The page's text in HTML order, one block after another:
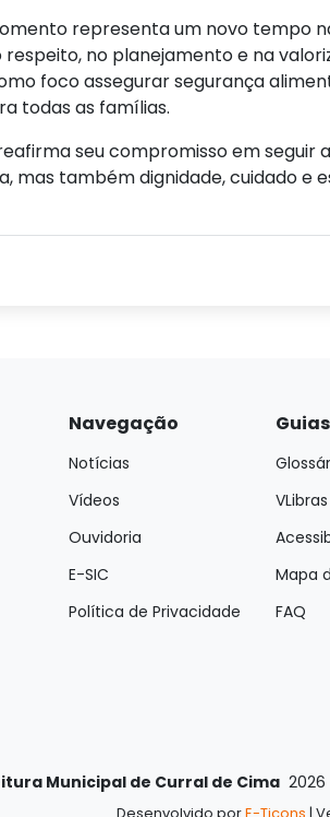
representa um novo tempo
no planejamento e na
foco assegurar segurança
todas as famílias.
seu compromisso em seguir
mas também dignidade, cuidado e
Navegação
Notícias
Vídeos
Ouvidoria
E-SIC
Política de Privacidade
VLibras
Mapa
FAQ
Municipal de Curral de Cima 2026